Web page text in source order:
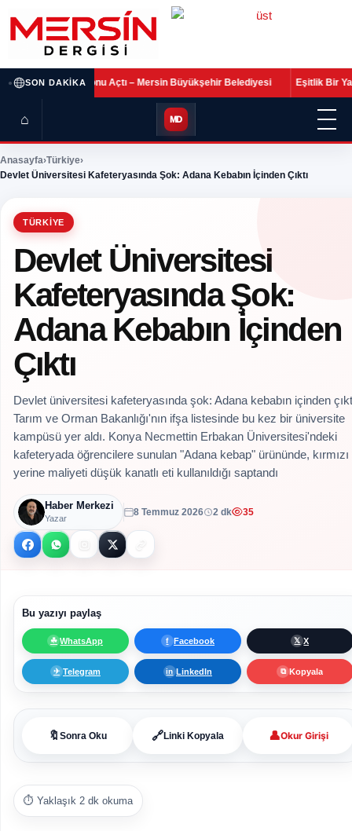
SON DAKIKA
– Mersin Büyükşehir Belediyesi •Eşitlik Bir Yarış Değil, Birlikte Hayat
⌂ MD
Anasayfa›Türkiye›
Devlet Üniversitesi Kafeteryasında Şok: Adana Kebabın İçinden Çıktı
TÜRKIYE
Devlet Üniversitesi
Kafeteryasında Şok:
Adana Kebabın İçinden
Çıktı
Devlet üniversitesi kafeteryasında şok: Adana kebabın içinden
Tarım ve Orman Bakanlığı'nın ifşa listesinde bu kez bir üniversite
kampüsü yer aldı. Konya Necmettin Erbakan Üniversitesi'ndeki
kafeteryada öğrencilere sunulan "Adana kebap" ürününde, kırmızı
yerine maliyeti düşük kanatlı eti kullanıldığı saptandı
Haber Merkezi
Yazar
8 Temmuz 2026 2 dk 35
Bu yazıyı paylaş
☘ WhatsApp f Facebook 𝕏 X
✈ Telegram in LinkedIn ⧉ Kopyala
🔖 Sonra Oku 🔗Linki Kopyala 👤Okur Girişi
⏱️ Yaklaşık 2 dk okuma